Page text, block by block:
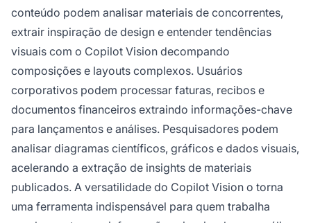
conteúdo podem analisar materiais de concorrentes,
extrair inspiração de design e entender tendências
visuais com o Copilot Vision decompando
composições e layouts complexos. Usuários
corporativos podem processar faturas, recibos e
documentos financeiros extraindo informações-chave
para lançamentos e análises. Pesquisadores podem
analisar diagramas científicos, gráficos e dados visuais,
acelerando a extração de insights de materiais
publicados. A versatilidade do Copilot Vision o torna
uma ferramenta indispensável para quem trabalha